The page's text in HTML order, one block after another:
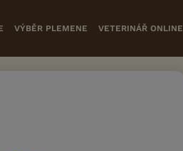
VÝBĚR PLEMENE VETERINÁŘ ONLINE